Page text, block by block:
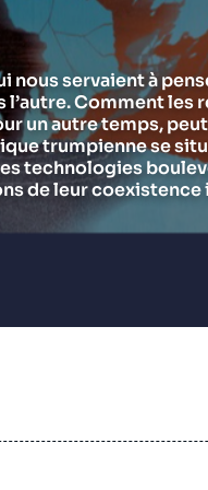
Asie
nous servaient à
l’autre. Comment
un autre temps,
trumpienne se
technologies
de leur coexistence